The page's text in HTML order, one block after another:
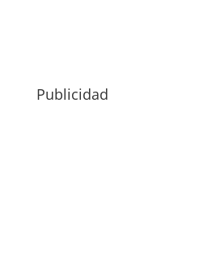
Publicidad